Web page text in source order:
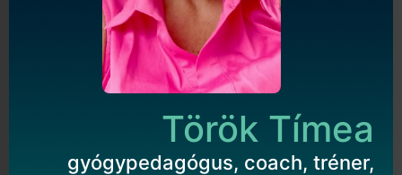
Török Tímea
gyógypedagógus, coach, tréner,